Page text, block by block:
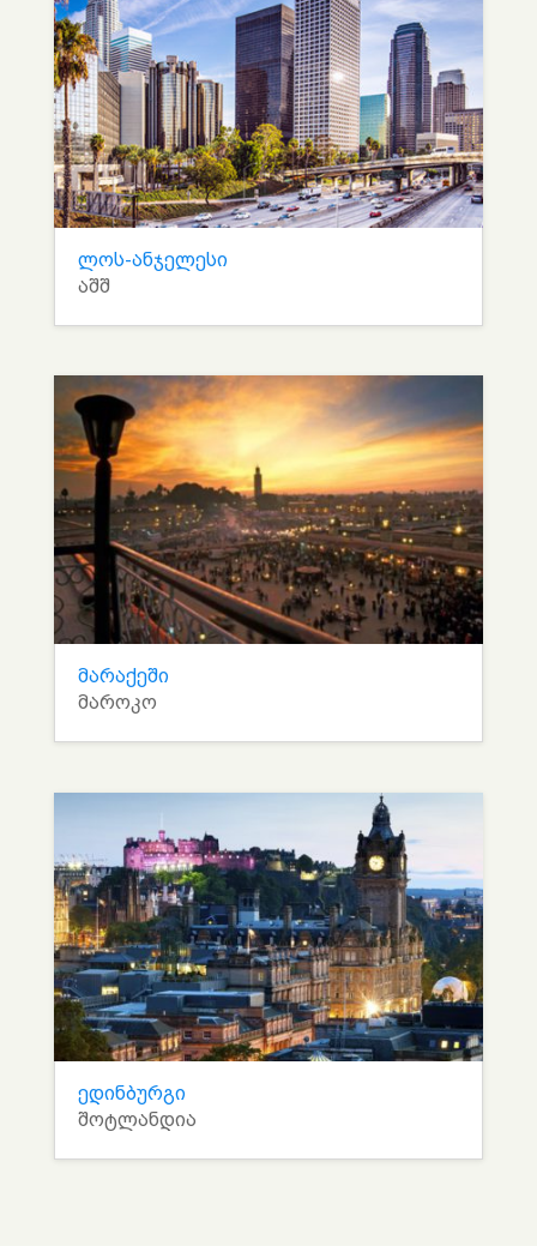
ლოს-ანჯელესი
აშშ
მარაქეში
მაროკო
ედინბურგი
შოტლანდია